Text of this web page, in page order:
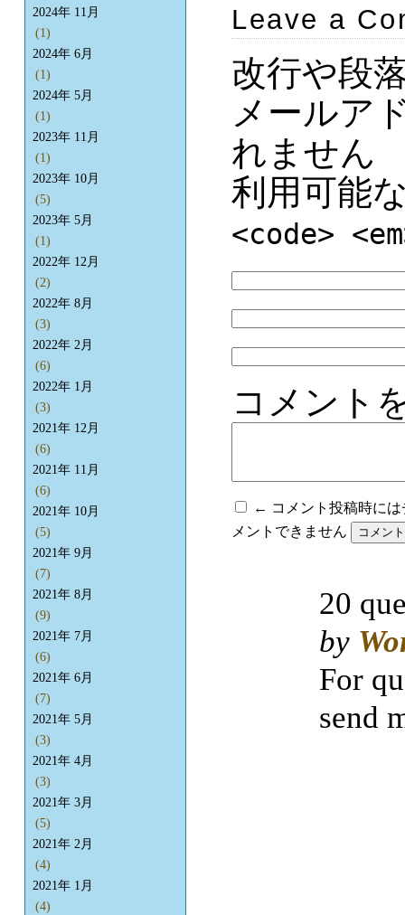
Leave a
改行や段
メールア
れません
利用可能
<code>
コメント
← コメント投稿時に
メントできません
2024年 11月
(1)
2024年 6月
(1)
2024年 5月
(1)
2023年 11月
(1)
2023年 10月
(5)
2023年 5月
(1)
2022年 12月
(2)
2022年 8月
(3)
2022年 2月
(6)
2022年 1月
(3)
2021年 12月
(6)
2021年 11月
(6)
2021年 10月
(5)
2021年 9月
(7)
2021年 8月
(9)
2021年 7月
(6)
2021年 6月
(7)
2021年 5月
(3)
2021年 4月
(3)
2021年 3月
(5)
2021年 2月
(4)
2021年 1月
(4)
20
by
For
send